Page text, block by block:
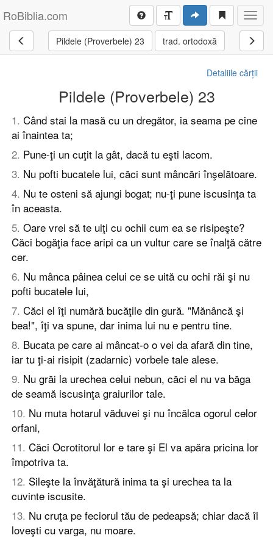
RoBiblia.com
Pildele (Proverbele) 23 trad. ortodoxă
Detaliile cărții
Pildele (Proverbele) 23
1. Când stai la masă cu un dregător, ia seama pe cine
ai înaintea ta;
2. Pune-ţi un cuţit la gât, dacă tu eşti lacom.
3. Nu pofti bucatele lui, căci sunt mâncări înşelătoare.
4. Nu te osteni să ajungi bogat; nu-ţi pune iscusinţa ta
în aceasta.
5. Oare vrei să te uiţi cu ochii cum ea se risipeşte?
Căci bogăţia face aripi ca un vultur care se înalţă către
cer.
6. Nu mânca pâinea celui ce se uită cu ochi răi şi nu
pofti bucatele lui,
7. Căci el îţi numără bucăţile din gură. "Mănâncă şi
bea!", îţi va spune, dar inima lui nu e pentru tine.
8. Bucata pe care ai mâncat-o o vei da afară din tine,
iar tu ţi-ai risipit (zadarnic) vorbele tale alese.
9. Nu grăi la urechea celui nebun, căci el nu va băga
de seamă iscusinţa graiurilor tale.
10. Nu muta hotarul văduvei şi nu încălca ogorul celor
orfani,
11. Căci Ocrotitorul lor e tare şi El va apăra pricina lor
împotriva ta.
12. Sileşte la învăţătură inima ta şi urechea ta la
cuvinte iscusite.
13. Nu cruţa pe feciorul tău de pedeapsă; chiar dacă îl
loveşti cu varga, nu moare.